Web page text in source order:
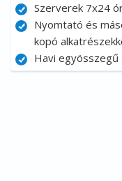
Szerverek 7x24
Nyomtató és
kopó
Havi egyösszegű